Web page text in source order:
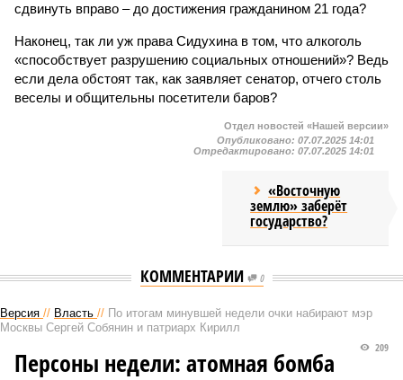
сдвинуть вправо – до достижения гражданином 21 года?
Наконец, так ли уж права Сидухина в том, что алкоголь
«способствует разрушению социальных отношений»? Ведь
если дела обстоят так, как заявляет сенатор, отчего столь
веселы и общительны посетители баров?
Отдел новостей «Нашей версии»
Опубликовано: 07.07.2025 14:01
Отредактировано: 07.07.2025 14:01
«Восточную
землю» заберёт
государство?
КОММЕНТАРИИ 0
Версия // Власть // По итогам минувшей недели очки набирают мэр
Москвы Сергей Собянин и патриарх Кирилл
209
Персоны недели: атомная бомба